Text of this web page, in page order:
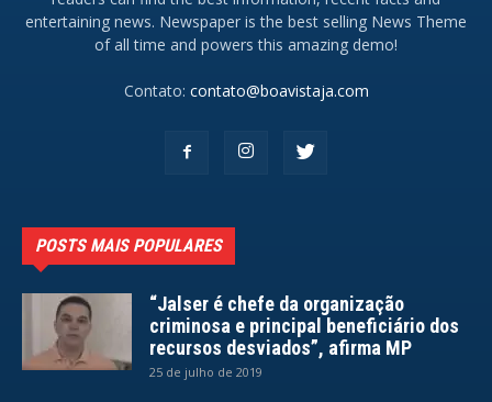
entertaining news. Newspaper is the best selling News Theme
of all time and powers this amazing demo!
Contato: contato@boavistaja.com
POSTS MAIS POPULARES
“Jalser é chefe da organização
criminosa e principal beneficiário dos
recursos desviados”, afirma MP
25 de julho de 2019